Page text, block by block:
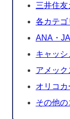
三井住友
各カテゴ
ANA・
キャッシ
アメック
オリコカ
その他の